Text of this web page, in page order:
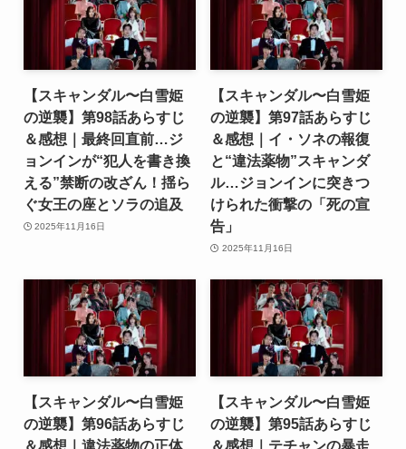
【スキャンダル〜白雪姫
の逆襲】第98話あらすじ
＆感想｜最終回直前…ジ
ョンインが“犯人を書き換
える”禁断の改ざん！揺ら
ぐ女王の座とソラの追及
2025年11月16日
【スキャンダル〜白雪姫
の逆襲】第97話あらすじ
＆感想｜イ・ソネの報復
と“違法薬物”スキャンダ
ル…ジョンインに突きつ
けられた衝撃の「死の宣
告」
2025年11月16日
【スキャンダル〜白雪姫
の逆襲】第96話あらすじ
＆感想｜違法薬物の正体
【スキャンダル〜白雪姫
の逆襲】第95話あらすじ
＆感想｜テチャンの暴走